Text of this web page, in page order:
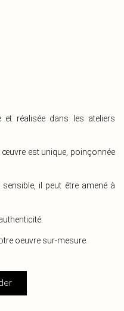
réalisée dans les ateliers
est unique, poinçonnée
il peut être amené à
oeuvre sur-mesure.